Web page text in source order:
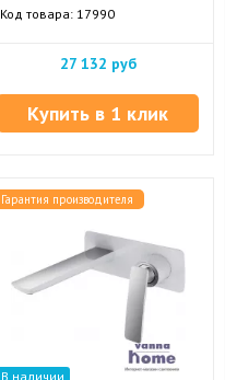
Код товара: 17990
27 132 руб
Купить в 1 клик
Гарантия производителя
В наличии